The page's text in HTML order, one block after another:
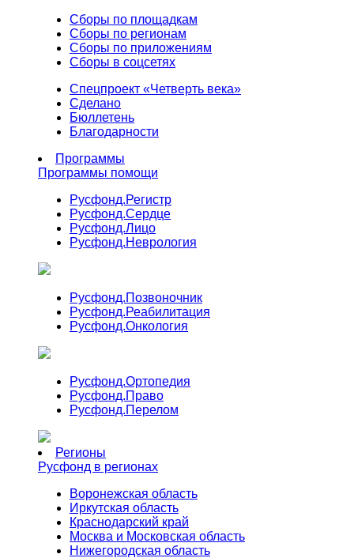
Сборы по площадкам
Сборы по регионам
Сборы по приложениям
Сборы в соцсетях
Спецпроект «Четверть века»
Сделано
Бюллетень
Благодарности
Программы
Программы помощи
Русфонд.Регистр
Русфонд.Сердце
Русфонд.Лицо
Русфонд.Неврология
Русфонд.Позвоночник
Русфонд.Реабилитация
Русфонд.Онкология
Русфонд.Ортопедия
Русфонд.Право
Русфонд.Перелом
Регионы
Русфонд в регионах
Воронежская область
Иркутская область
Краснодарский край
Москва и Московская область
Нижегородская область